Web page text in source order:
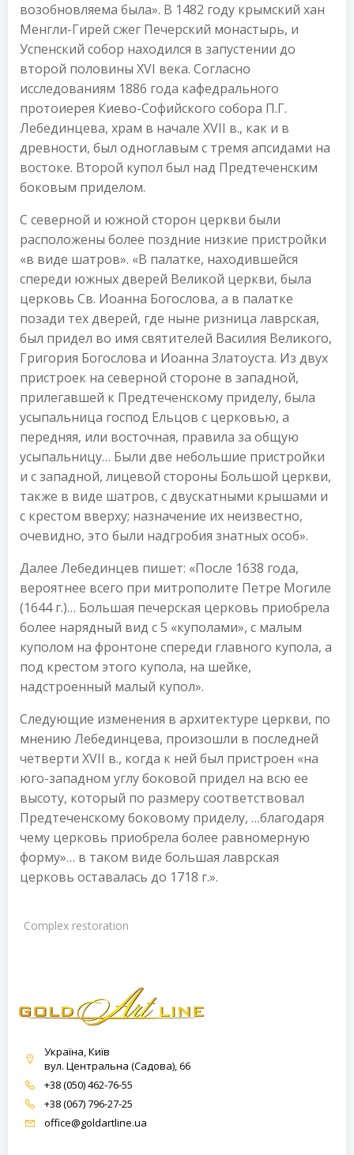
возобновляема была». В 1482 году крымский хан
Менгли-Гирей сжег Печерский монастырь, и
Успенский собор находился в запустении до
второй половины XVI века. Согласно
исследованиям 1886 года кафедрального
протоиерея Киево-Софийского собора П.Г.
Лебединцева, храм в начале XVII в., как и в
древности, был одноглавым с тремя апсидами на
востоке. Второй купол был над Предтеченским
боковым приделом.
С северной и южной сторон церкви были
расположены более поздние низкие пристройки
«в виде шатров». «В палатке, находившейся
спереди южных дверей Великой церкви, была
церковь Св. Иоанна Богослова, а в палатке
позади тех дверей, где ныне ризница лаврская,
был придел во имя святителей Василия Великого,
Григория Богослова и Иоанна Златоуста. Из двух
пристроек на северной стороне в западной,
прилегавшей к Предтеченскому приделу, была
усыпальница господ Ельцов с церковью, а
передняя, или восточная, правила за общую
усыпальницу… Были две небольшие пристройки
и с западной, лицевой стороны Большой церкви,
также в виде шатров, с двускатными крышами и
с крестом вверху; назначение их неизвестно,
очевидно, это были надгробия знатных особ».
Далее Лебединцев пишет: «После 1638 года,
вероятнее всего при митрополите Петре Могиле
(1644 г.)… Большая печерская церковь приобрела
более нарядный вид с 5 «куполами», с малым
куполом на фронтоне спереди главного купола, а
под крестом этого купола, на шейке,
надстроенный малый купол».
Следующие изменения в архитектуре церкви, по
мнению Лебединцева, произошли в последней
четверти XVII в., когда к ней был пристроен «на
юго-западном углу боковой придел на всю ее
высоту, который по размеру соответствовал
Предтеченскому боковому приделу, …благодаря
чему церковь приобрела более равномерную
форму»… в таком виде большая лаврская
церковь оставалась до 1718 г.».
Complex restoration
Україна, Київ
вул. Центральна (Садова), 66
+38 (050) 462-76-55
+38 (067) 796-27-25
office@goldartline.ua